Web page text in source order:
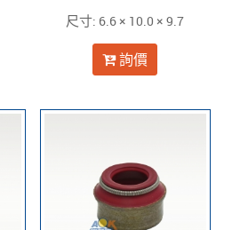
尺寸: 6.6 × 10.0 × 9.7
詢價